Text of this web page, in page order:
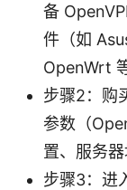
备
件（如
OpenWrt
步骤2：购
参数（
置、服务器
步骤3：进